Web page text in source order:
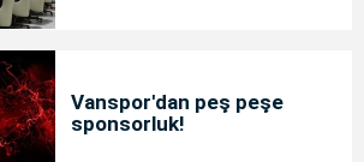
Vanspor'dan peş peşe
sponsorluk!